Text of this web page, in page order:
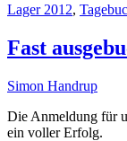
Lager 2012,
Fast
Simon Handrup
Die Anmeldung für
ein voller Erfolg.